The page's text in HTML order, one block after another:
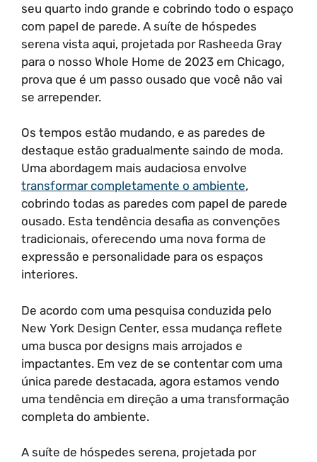
seu quarto indo grande e cobrindo todo o espaço
com papel de parede. A suíte de hóspedes
serena vista aqui, projetada por Rasheeda Gray
para o nosso Whole Home de 2023 em Chicago,
prova que é um passo ousado que você não vai
se arrepender.
Os tempos estão mudando, e as paredes de
destaque estão gradualmente saindo de moda.
Uma abordagem mais audaciosa envolve
transformar completamente o ambiente,
cobrindo todas as paredes com papel de parede
ousado. Esta tendência desafia as convenções
tradicionais, oferecendo uma nova forma de
expressão e personalidade para os espaços
interiores.
De acordo com uma pesquisa conduzida pelo
New York Design Center, essa mudança reflete
uma busca por designs mais arrojados e
impactantes. Em vez de se contentar com uma
única parede destacada, agora estamos vendo
uma tendência em direção a uma transformação
completa do ambiente.
A suíte de hóspedes serena, projetada por